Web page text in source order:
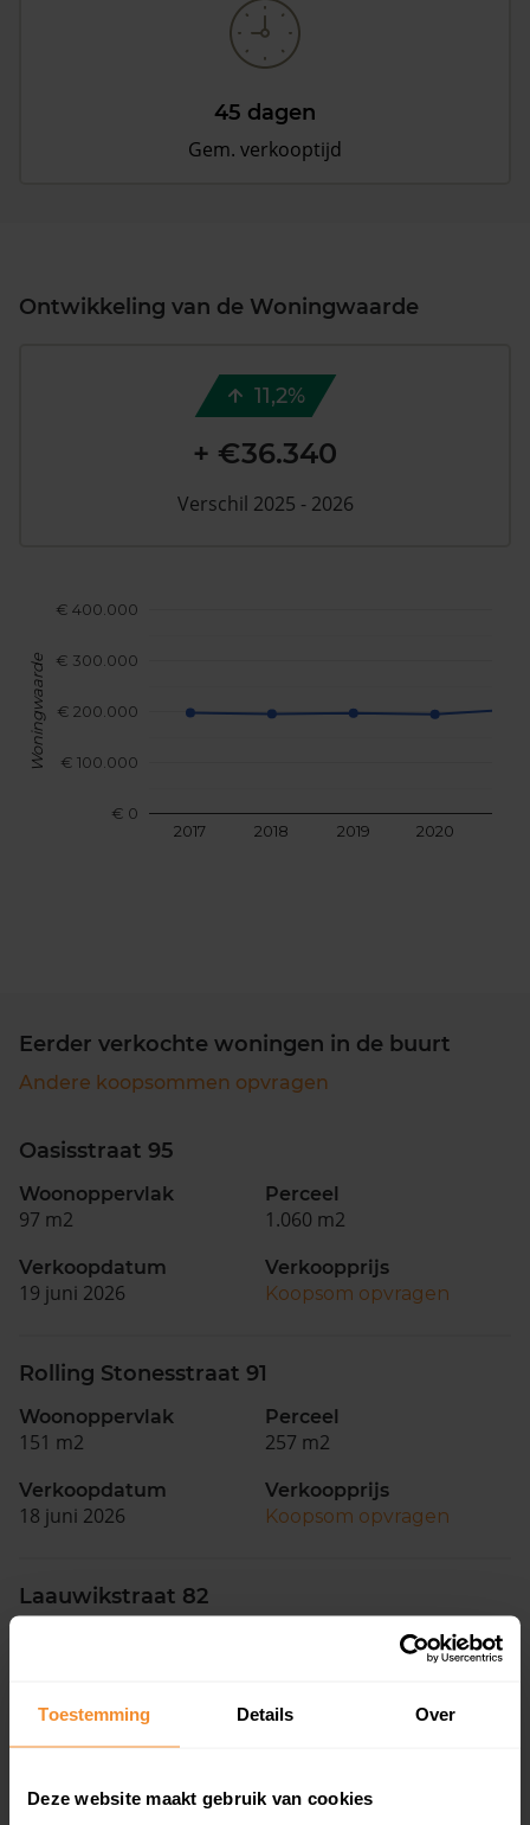
Toestemming Details Over
Deze website maakt gebruik van cookies
45 dagen
Gem. verkooptijd
Ontwikkeling van de Woningwaarde
2017 2018 2019 2020
€ 0
€ 100.000
€ 200.000
€ 300.000
€ 400.000
Woningwaarde
11,2%
+ €36.340
Verschil 2025 - 2026
Eerder verkochte woningen in de buurt
Andere koopsommen opvragen
Oasisstraat 95
Woonoppervlak
97 m2
Perceel
1.060 m2
Verkoopdatum
19 juni 2026
Verkoopprijs
Koopsom opvragen
Rolling Stonesstraat 91
Woonoppervlak
151 m2
Perceel
257 m2
Verkoopdatum
18 juni 2026
Verkoopprijs
Koopsom opvragen
Laauwikstraat 82
Verkoopdatum
Verkoopprijs